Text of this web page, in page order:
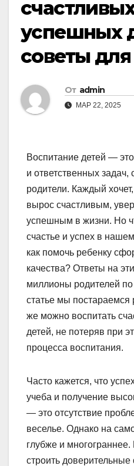
успешных
советы
От admin
МАР 22, 2025
Воспитание детей —
и ответственных задач,
родители. Каждый
вырос счастливым,
успешным в жизни. Но
счастье и успех в
как помочь ребенку
качества? Ответы на
миллионы родителей
статье мы постараемся
же можно воспитать
детей, не потеряв при
процесса воспитания.
Часто кажется, что
учеба и получение
— это отсутствие
веселье. Однако на
глубже и
строить